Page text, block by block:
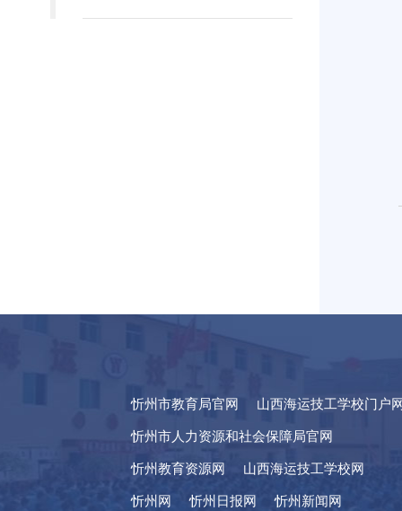
忻州市教育局官网 山西海运技工学校门户
忻州市人力资源和社会保障局官网
忻州教育资源网 山西海运技工学校网
忻州网 忻州日报网 忻州新闻网